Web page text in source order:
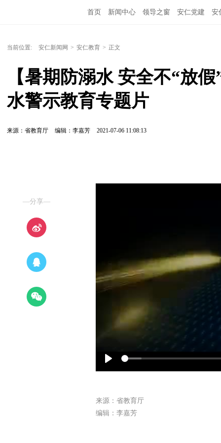
首页 新闻中心 领导之窗 安仁党建 安
当前位置: 安仁新闻网 > 安仁教育 > 正文
【暑期防溺水 安全不“放
水警示教育专题片
来源：省教育厅 编辑：李嘉芳 2021-07-06 11:08:13
—分享—
Play
来源：省教育厅
编辑：李嘉芳